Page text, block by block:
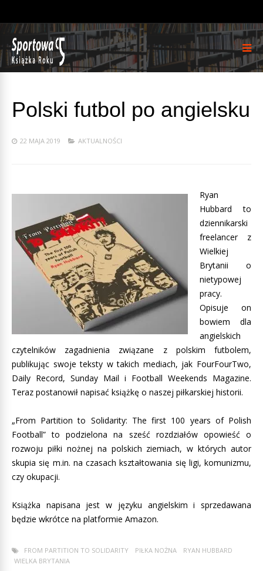
Polski futbol po angielsku
22 MAJA 2019 AKTUALNOŚCI
Ryan
Hubbard to
dziennikarski
freelancer z
Wielkiej
Brytanii o
nietypowej
pracy.
Opisuje on
bowiem dla
angielskich
czytelników zagadnienia związane z polskim futbolem,
publikując swoje teksty w takich mediach, jak FourFourTwo,
Daily Record, Sunday Mail i Football Weekends Magazine.
Teraz postanowił napisać książkę o naszej piłkarskiej historii.
„From Partition to Solidarity: The first 100 years of Polish
Football” to podzielona na sześć rozdziałów opowieść o
rozwoju piłki nożnej na polskich ziemiach, w których autor
skupia się m.in. na czasach kształtowania się ligi, komunizmu,
czy okupacji.
Książka napisana jest w języku angielskim i sprzedawana
będzie wkrótce na platformie Amazon.
FROM PARTITION TO SOLIDARITY PIŁKA NOŻNA
RYAN HUBBARD
WIELKA BRYTANIA